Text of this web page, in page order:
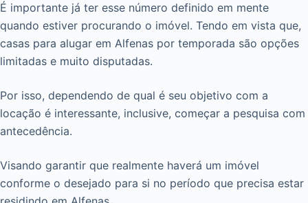
É importante já ter esse número definido em mente
quando estiver procurando o imóvel. Tendo em vista que,
casas para alugar em Alfenas por temporada são opções
limitadas e muito disputadas.
Por isso, dependendo de qual é seu objetivo com a
locação é interessante, inclusive, começar a pesquisa com
antecedência.
Visando garantir que realmente haverá um imóvel
conforme o desejado para si no período que precisa estar